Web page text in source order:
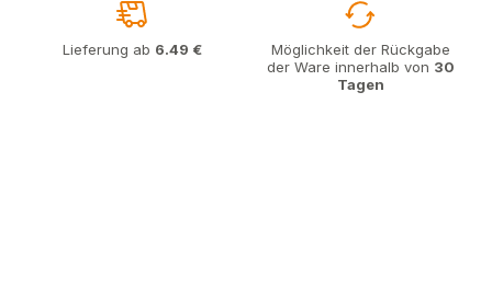
Lieferung ab 6.49 €
Möglichkeit der Rückgabe
der Ware innerhalb von 30
Tagen